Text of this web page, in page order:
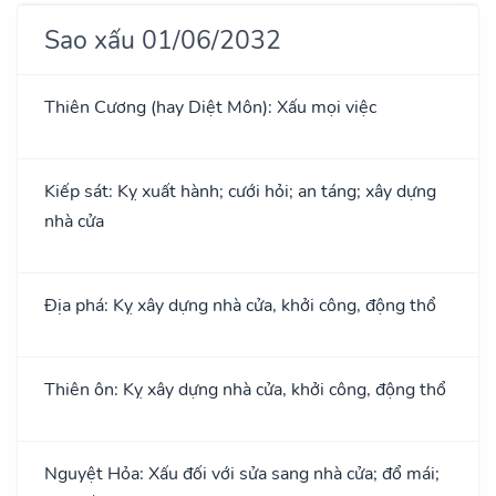
Sao xấu 01/06/2032
Thiên Cương (hay Diệt Môn): Xấu mọi việc
Kiếp sát: Kỵ xuất hành; cưới hỏi; an táng; xây dựng
nhà cửa
Địa phá: Kỵ xây dựng nhà cửa, khởi công, động thổ
Thiên ôn: Kỵ xây dựng nhà cửa, khởi công, động thổ
Nguyệt Hỏa: Xấu đối với sửa sang nhà cửa; đổ mái;